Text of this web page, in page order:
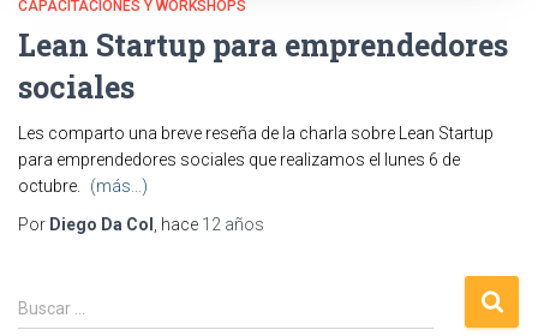
CAPACITACIONES Y WORKSHOPS
Lean Startup para emprendedores
sociales
Les comparto una breve reseña de la charla sobre Lean Startup
para emprendedores sociales que realizamos el lunes 6 de
octubre.
(más…)
Por Diego Da Col , hace 12 años
B
u
Buscar …